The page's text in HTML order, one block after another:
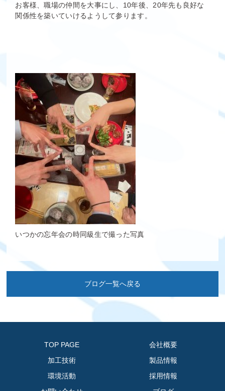
お客様、職場の仲間を大事にし、10年後、20年先も良好な
関係性を築いていけるようして参ります。
いつかの忘年会の時同級生で撮った写真
ブログ一覧へ戻る
TOP PAGE
会社概要
加工技術
製品情報
環境活動
採用情報